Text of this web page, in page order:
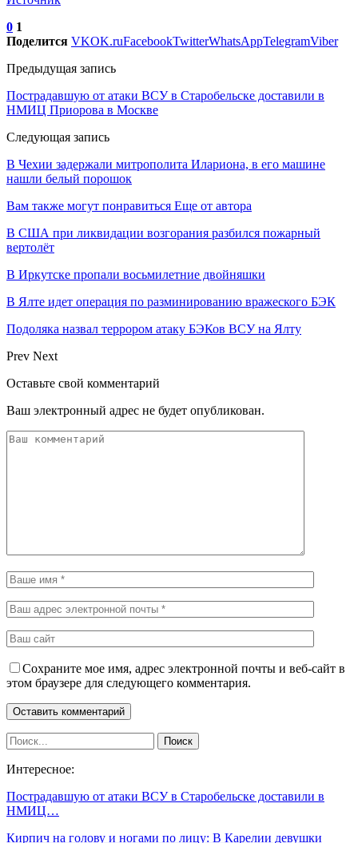
0 1
Поделится VKOK.ruFacebookTwitterWhatsAppTelegramViber
Предыдущая запись
Пострадавшую от атаки ВСУ в Старобельске доставили в
НМИЦ Приорова в Москве
Следующая запись
В Чехии задержали митрополита Илариона, в его машине
нашли белый порошок
Вам также могут понравиться Еще от автора
В США при ликвидации возгорания разбился пожарный
вертолёт
В Иркутске пропали восьмилетние двойняшки
В Ялте идет операция по разминированию вражеского БЭК
Подоляка назвал террором атаку БЭКов ВСУ на Ялту
Prev Next
Оставьте свой комментарий
Ваш электронный адрес не будет опубликован.
Сохраните мое имя, адрес электронной почты и веб-сайт в
этом браузере для следующего комментария.
Интересное:
Пострадавшую от атаки ВСУ в Старобельске доставили в
НМИЦ…
Кирпич на голову и ногами по лицу: В Карелии девушки